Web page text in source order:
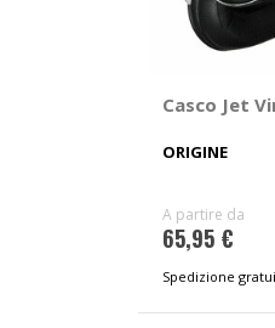
Casco Jet
ORIGINE
A partire da
65,95 €
Spedizione